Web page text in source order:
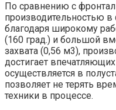
По сравнению с
производительностью в
благодаря широкому
(160 град.) и большой
захвата (0,56 м3),
достигает
осуществляется в
позволяет не терять
техники в процессе.